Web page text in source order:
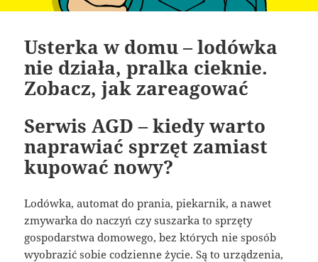
Usterka w domu – lodówka
nie działa, pralka cieknie.
Zobacz, jak zareagować
Serwis AGD – kiedy warto
naprawiać sprzęt zamiast
kupować nowy?
Lodówka, automat do prania, piekarnik, a nawet
zmywarka do naczyń czy suszarka to sprzęty
gospodarstwa domowego, bez których nie sposób
wyobrazić sobie codzienne życie. Są to urządzenia,